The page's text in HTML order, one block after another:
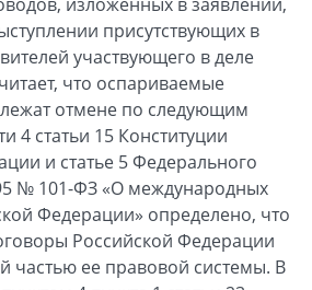
присутствующих в
участвующего в деле
что оспариваемые
отмене по следующим
4 статьи 15 Конституции
и статье 5 Федерального
№ 101-ФЗ «О международных
Федерации» определено, что
Российской Федерации
частью ее правовой системы. В